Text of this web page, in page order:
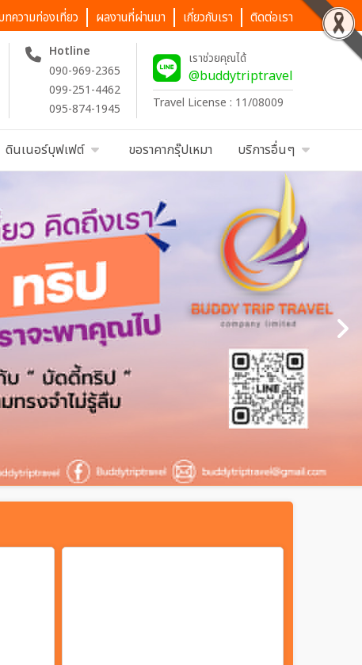
ทความท่องเที่ยว ผลงานที่ผ่านมา เกี่ยวกับเรา ติดต่อเรา
Hotline
090-969-2365
099-251-4462
095-874-1945
เราช่วยคุณได้
@buddytriptravel
Travel License : 11/08009
ดินเนอร์บุฟเฟต์ ขอราคากรุ๊ปเหมา บริการอื่นๆ